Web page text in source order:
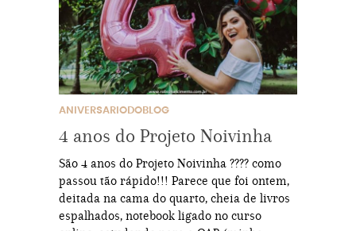
ANIVERSARIODOBLOG
4 anos do Projeto Noivinha
São 4 anos do Projeto Noivinha ???? como
passou tão rápido!!! Parece que foi ontem,
deitada na cama do quarto, cheia de livros
espalhados, notebook ligado no curso